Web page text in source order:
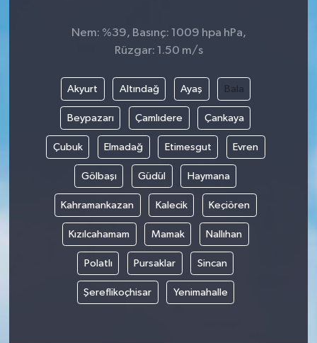
Nem: %39, Basınç: 1009 hpa hPa,
Rüzgar: 1.50 m/s
Akyurt Altındağ Ayaş Bala
Beypazarı Çamlıdere Çankaya
Çubuk Elmadağ Etimesgut Evren
Gölbaşı Güdül Haymana
Kahramankazan Kalecik Keçiören
Kızılcahamam Mamak Nallıhan
Polatlı Pursaklar Sincan
Şereflikoçhisar Yenimahalle